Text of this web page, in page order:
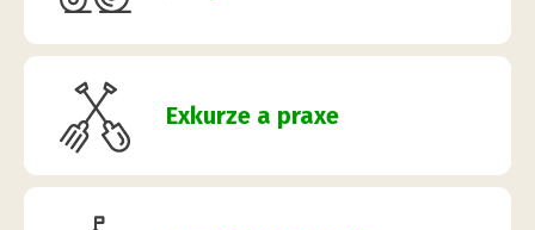
Exkurze a praxe